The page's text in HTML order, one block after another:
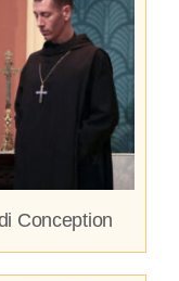
Conception